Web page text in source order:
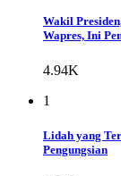
Wakil
Wapres, Ini
4.94K
1
Lidah yang
Pengungsian